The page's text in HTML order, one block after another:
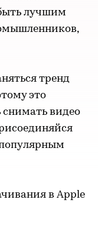
лучшим
тренд
это
видео
в Apple